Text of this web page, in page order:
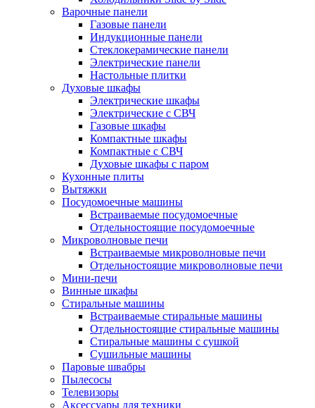
Варочные панели
Газовые панели
Индукционные панели
Стеклокерамические панели
Электрические панели
Настольные плитки
Духовые шкафы
Электрические шкафы
Электрические с СВЧ
Газовые шкафы
Компактные шкафы
Компактные с СВЧ
Духовые шкафы с паром
Кухонные плиты
Вытяжки
Посудомоечные машины
Встраиваемые посудомоечные
Отдельностоящие посудомоечные
Микроволновые печи
Встраиваемые микроволновые печи
Отдельностоящие микроволновые печи
Мини-печи
Винные шкафы
Стиральные машины
Встраиваемые стиральные машины
Отдельностоящие стиральные машины
Стиральные машины с сушкой
Сушильные машины
Паровые швабры
Пылесосы
Телевизоры
Аксессуары для техники